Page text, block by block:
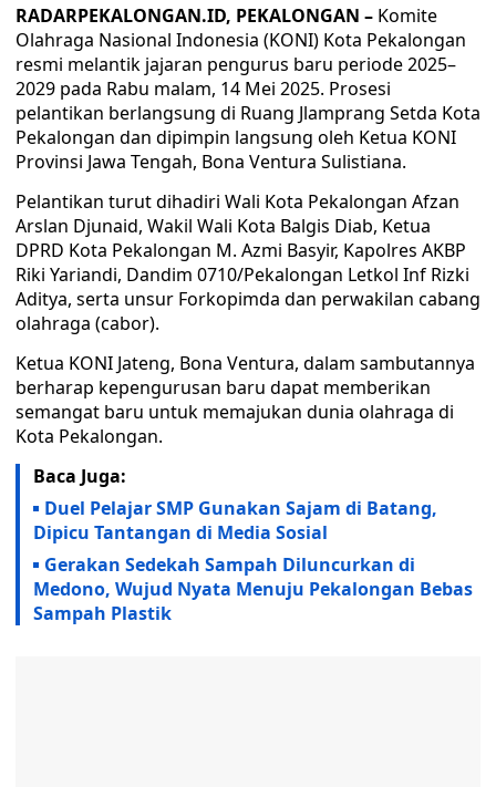
RADARPEKALONGAN.ID, PEKALONGAN – Komite
Olahraga Nasional Indonesia (KONI) Kota Pekalongan
resmi melantik jajaran pengurus baru periode 2025–
2029 pada Rabu malam, 14 Mei 2025. Prosesi
pelantikan berlangsung di Ruang Jlamprang Setda Kota
Pekalongan dan dipimpin langsung oleh Ketua KONI
Provinsi Jawa Tengah, Bona Ventura Sulistiana.
Pelantikan turut dihadiri Wali Kota Pekalongan Afzan
Arslan Djunaid, Wakil Wali Kota Balgis Diab, Ketua
DPRD Kota Pekalongan M. Azmi Basyir, Kapolres AKBP
Riki Yariandi, Dandim 0710/Pekalongan Letkol Inf Rizki
Aditya, serta unsur Forkopimda dan perwakilan cabang
olahraga (cabor).
Ketua KONI Jateng, Bona Ventura, dalam sambutannya
berharap kepengurusan baru dapat memberikan
semangat baru untuk memajukan dunia olahraga di
Kota Pekalongan.
Baca Juga:
Duel Pelajar SMP Gunakan Sajam di Batang,
Dipicu Tantangan di Media Sosial
Gerakan Sedekah Sampah Diluncurkan di
Medono, Wujud Nyata Menuju Pekalongan Bebas
Sampah Plastik